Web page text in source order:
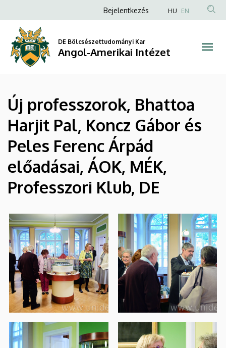
Angol-
Amerikai
Intézet
a
tartalomra
Anonim
fiók
menüje
Bejelentkezés HU EN
DE Bölcsészettudományi Kar
Angol-Amerikai Intézet
Új professzorok, Bhattoa
Harjit Pal, Koncz Gábor és
Peles Ferenc Árpád
előadásai, ÁOK, MÉK,
Professzori Klub, DE